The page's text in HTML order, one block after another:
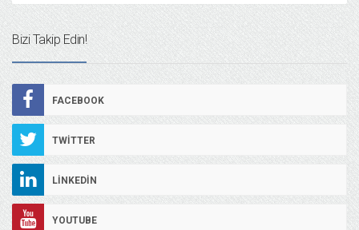
Bizi Takip Edin!
FACEBOOK
TWITTER
LINKEDIN
YOUTUBE